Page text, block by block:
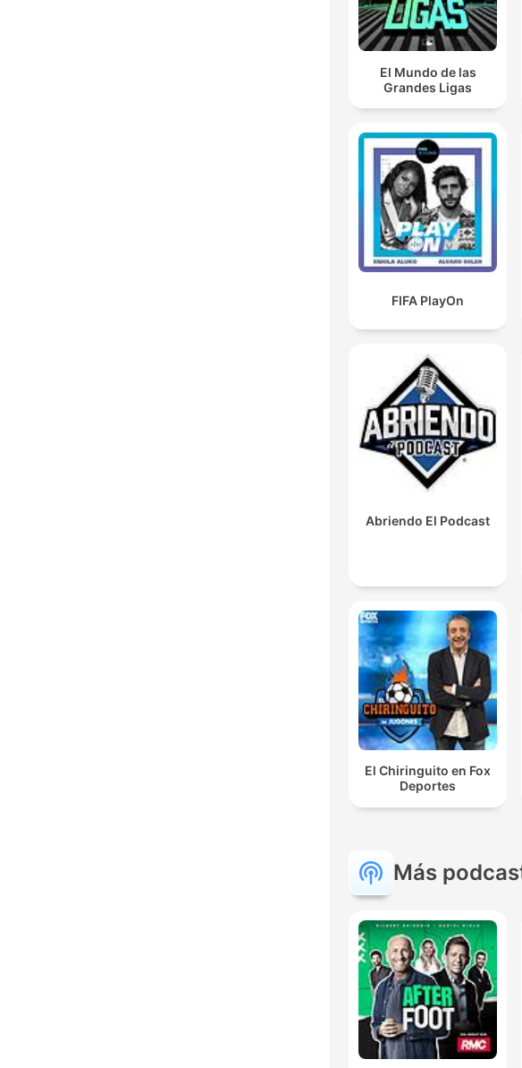
El Mundo de las
Grandes Ligas
FIFA PlayOn
Abriendo El Podcast
El Chiringuito en Fox
Deportes
Más